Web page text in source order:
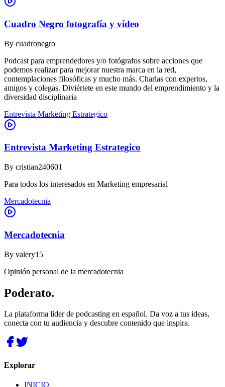
Cuadro Negro fotografía y vídeo
By cuadronegro
Podcast para emprendedores y/o fotógrafos sobre acciones que
podemos realizar para mejorar nuestra marca en la red,
contemplaciones filosóficas y mucho más. Charlas con expertos,
amigos y colegas. Diviértete en este mundo del emprendimiento y la
diversidad disciplinaria
Entrevista Marketing Estrategico
Entrevista Marketing Estrategico
By cristian240601
Para todos los interesados en Marketing empresarial
Mercadotecnia
Mercadotecnia
By valery15
Opinión personal de la mercadotecnia
Poderato.
La plataforma líder de podcasting en español. Da voz a tus ideas,
conecta con tu audiencia y descubre contenido que inspira.
Explorar
INICIO